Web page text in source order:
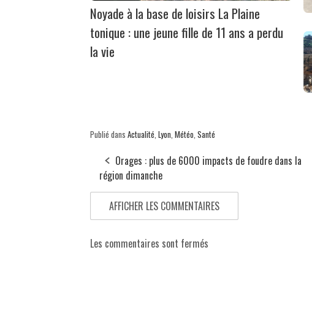
Noyade à la base de loisirs La Plaine
tonique : une jeune fille de 11 ans a perdu
la vie
Publié dans Actualité Lyon Météo Santé
Orages : plus de 6000 impacts de foudre dans la
région dimanche
AFFICHER LES COMMENTAIRES
Les commentaires sont fermés